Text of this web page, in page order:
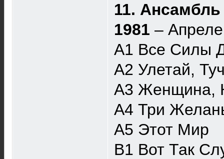
11.
1981 –
A1 Все Силы
A2 Улетай,
A3 Женщина,
A4 Три
A5 Этот Мир
B1 Вот Так